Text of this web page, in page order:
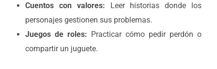
Cuentos con valores: Leer historias donde los
personajes gestionen sus problemas.
Juegos de roles: Practicar cómo pedir perdón o
compartir un juguete.